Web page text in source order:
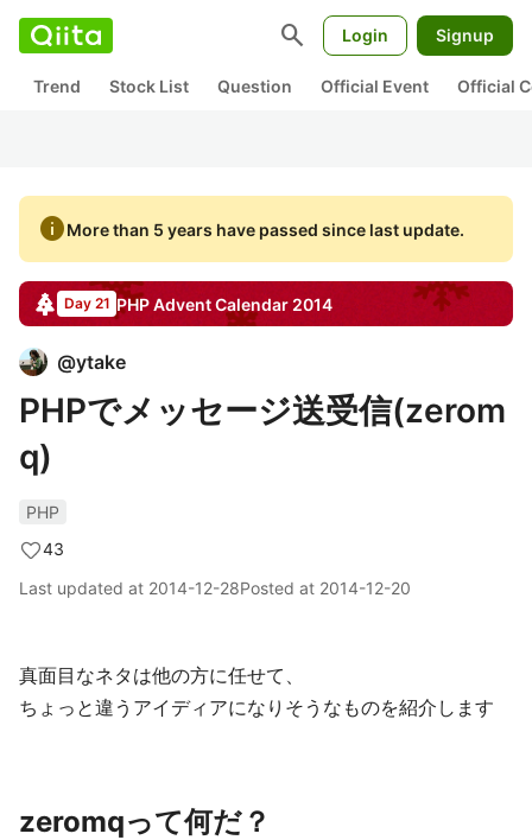
search Login Signup
Trend Stock List Question Official Event Official
infoMore than 5 years have passed since last update.
Day 21 PHPAdvent Calendar 2014
@ytake
PHPでメッセージ送受信(zerom
q)
PHP
43
Last updated at 2014-12-28Posted at 2014-12-20
真面目なネタは他の方に任せて、
ちょっと違うアイディアになりそうなものを紹介します
zeromqって何だ？